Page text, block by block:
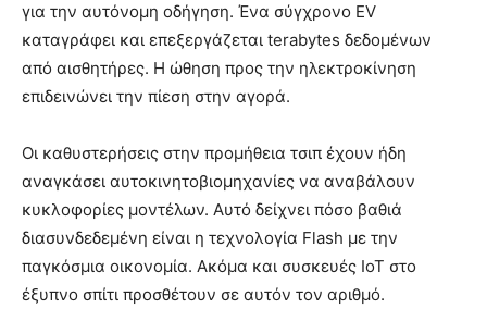
για την αυτόνομη οδήγηση. Ένα σύγχρονο EV
καταγράφει και επεξεργάζεται terabytes δεδομένων
από αισθητήρες. Η ώθηση προς την ηλεκτροκίνηση
επιδεινώνει την πίεση στην αγορά.
Οι καθυστερήσεις στην προμήθεια τσιπ έχουν ήδη
αναγκάσει αυτοκινητοβιομηχανίες να αναβάλουν
κυκλοφορίες μοντέλων. Αυτό δείχνει πόσο βαθιά
διασυνδεδεμένη είναι η τεχνολογία Flash με την
παγκόσμια οικονομία. Ακόμα και συσκευές IoT στο
έξυπνο σπίτι προσθέτουν σε αυτόν τον αριθμό.